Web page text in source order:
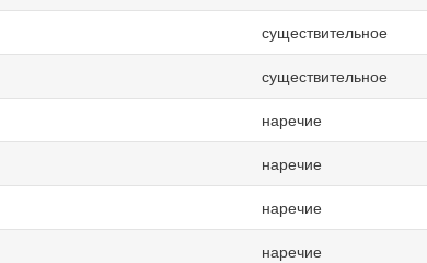
существительное
существительное
наречие
наречие
наречие
наречие